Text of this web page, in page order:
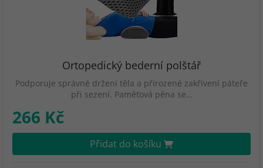
Ortopedický bederní polštář
Podporuje správné držení těla a přirozené zakřivení páteře
při sezení. Paměťová pěna se…
266 Kč
Přidat do košíku